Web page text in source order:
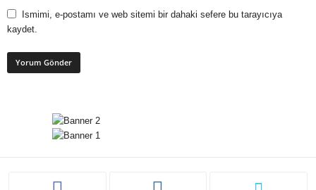
Ismimi, e-postamı ve web sitemi bir dahaki sefere bu tarayıcıya
kaydet.